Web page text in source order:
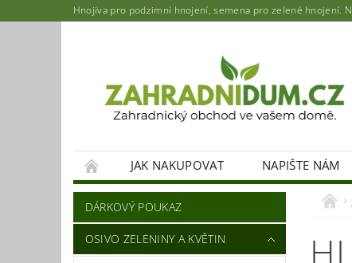
Hnojiva pro podzimní hnojení, semena pro zelené hnojení.
JAK NAKUPOVAT NAPIŠTE NÁM
DÁRKOVÝ POUKAZ
OSIVO ZELENINY A KVĚTIN